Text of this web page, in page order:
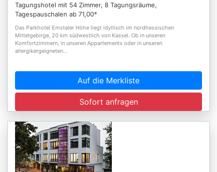
Tagungshotel mit 54 Zimmer, 8 Tagungsräume,
Tagespauschalen ab 71,00*
Das Parkhotel Emstaler Höhe liegt idyllisch im nordhessischen
Mittelgebirge, 20 km südwestlich von Kassel. Ob in unseren
Komfortzimmern, in unseren Appartements oder in unseren
allergikergeigneten...
Auf die Merkliste
Sofort anfragen